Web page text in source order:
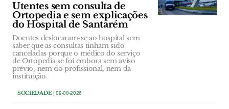
Utentes sem consulta de
Ortopedia e sem explicações
do Hospital de Santarém
Doentes deslocaram-se ao hospital sem
saber que as consultas tinham sido
canceladas porque o médico do serviço
de Ortopedia se foi embora sem aviso
prévio, nem do profissional, nem da
instituição.
SOCIEDADE| 09-08-2026